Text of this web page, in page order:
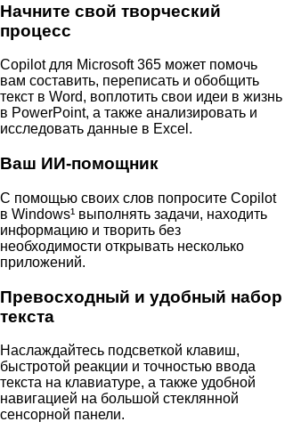
Начните свой творческий
процесс
Copilot для Microsoft 365 может помочь
вам составить, переписать и обобщить
текст в Word, воплотить свои идеи в жизнь
в PowerPoint, а также анализировать и
исследовать данные в Excel.
Ваш ИИ-помощник
С помощью своих слов попросите Copilot
в Windows¹ выполнять задачи, находить
информацию и творить без
необходимости открывать несколько
приложений.
Превосходный и удобный набор
текста
Наслаждайтесь подсветкой клавиш,
быстротой реакции и точностью ввода
текста на клавиатуре, а также удобной
навигацией на большой стеклянной
сенсорной панели.